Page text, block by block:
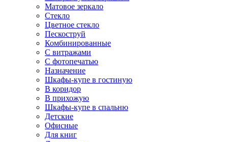
Матовое зеркало
Стекло
Цветное стекло
Пескоструй
Комбинированные
С витражами
С фотопечатью
Назначение
Шкафы-купе в гостиную
В коридор
В прихожую
Шкафы-купе в спальню
Детские
Офисные
Для книг